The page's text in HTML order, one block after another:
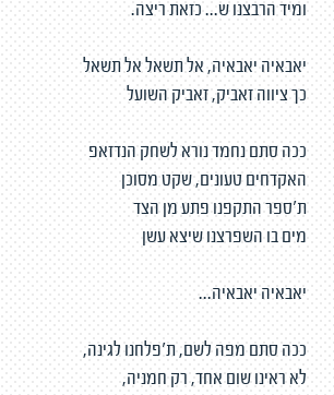
ומיד הרבצנו ש... כזאת ריצה.
יאבאיה יאבאיה, אל תשאל אל תשאל
כך ציווה זאביק, זאביק השועל
ככה סתם נחמד נורא לשחק הנדזאפ
האקדחים טעונים, שקט מסוכן
ת'ספר התקפנו פתע מן הצד
מים בו השפרצנו שיצא עשן
יאבאיה יאבאיה...
ככה סתם מפה לשם, ת'פלחנו לגינה,
לא ראינו שום אחד, רק חמניה,